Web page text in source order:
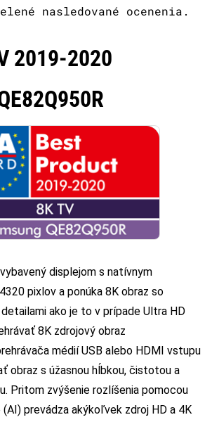
nasledované ocenenia.
2019-2020
displejom s natívnym
pixlov a ponúka 8K obraz so
ako je to v prípade Ultra HD
8K zdrojový obraz
médií USB alebo HDMI vstupu
obraz s úžasnou hĺbkou, čistotou a
Pritom zvýšenie rozlíšenia pomocou
prevádza akýkoľvek zdroj HD a 4K